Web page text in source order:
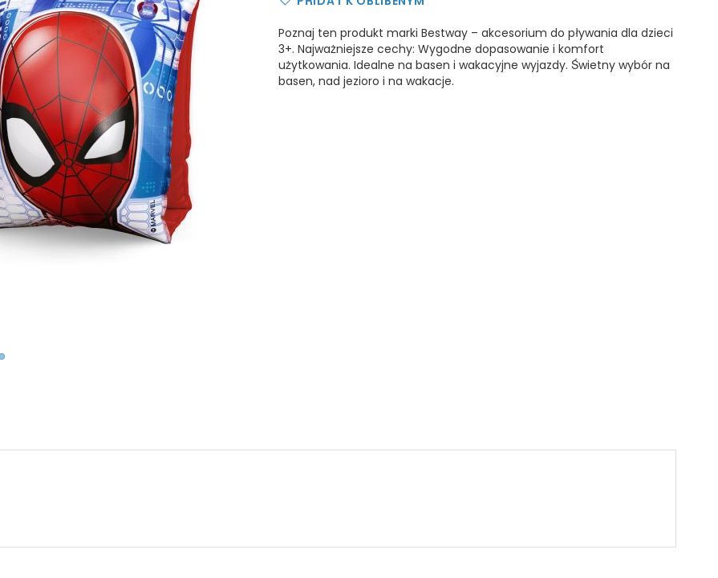
Poznaj ten produkt marki Bestway – akcesorium do pływania dla dzieci
3+. Najważniejsze cechy: Wygodne dopasowanie i komfort
użytkowania. Idealne na basen i wakacyjne wyjazdy. Świetny wybór na
basen, nad jezioro i na wakacje.